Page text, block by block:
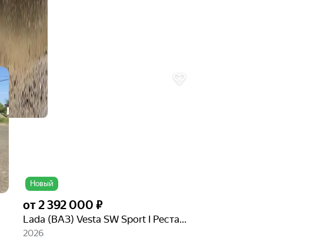
Новый
Ещё 1
фото
от2 392 000 ₽
Lada (ВАЗ) Vesta SW Sport I Рестайлинг (NG)
2026